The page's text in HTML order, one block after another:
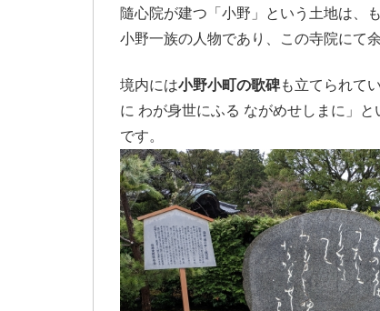
隨心院が建つ「小野」という土地は、
小野一族の人物であり、この寺院にて
境内には小野小町の歌碑も立てられて
に わが身世にふる ながめせしまに」
です。